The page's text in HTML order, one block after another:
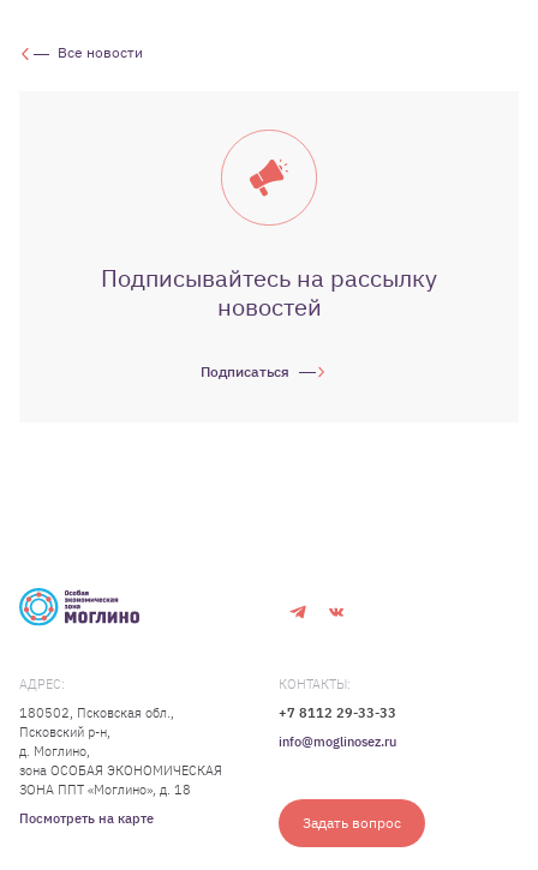
Все новости
Подписывайтесь на рассылку
новостей
Подписаться
АДРЕС:
180502, Псковская обл.,
Псковский р-н,
д. Моглино,
зона ОСОБАЯ ЭКОНОМИЧЕСКАЯ
ЗОНА ППТ «Моглино», д. 18
Посмотреть на карте
КОНТАКТЫ:
+7 8112 29-33-33
info@moglinosez.ru
Задать вопрос